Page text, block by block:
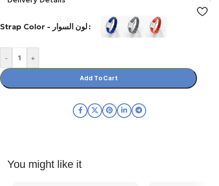
Strap Color - لون السوار
- +
Add To Cart
You might like it